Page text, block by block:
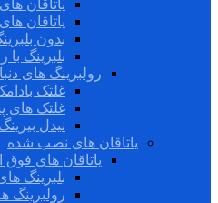
یاتاقان
یاتاقان های INSOCOAT
بدون
بلبرینگ
رولبرینگ های
غلتک
غلتک های
نیدل
یاتاقان های نصب شده
یاتاقان های فوق
بلبرینگ
رولبرینگ